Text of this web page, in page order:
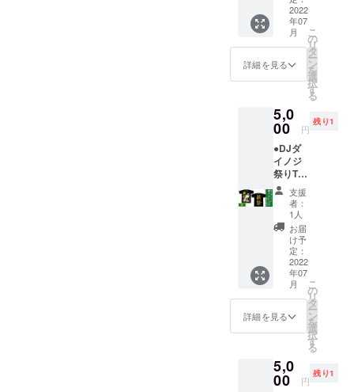
までに
お届け
いたし
ます。
それ以
いただ
きま
す。
￥5,000
(送料込
み) ※DJ
ダイノ
ジサイ
ン入りT
シャツ
※札幌公
演に間
に合う
よう
2022/6/
16(木)
までに
ご支援
いただ
いた方
2022/6/
29(水)
までに
お届け
いたし
ます。
させて
いただ
2022
年07
月
詳細を見る
こ
の
リ
タ
ー
ン
を
選
択
す
る
5,0
00 円
残り1
●DJダ
イノジ
祭りT
シャツ
(ゴール
ド/M) で
応援！
(2名)
￥5,000
(送料込
み) ※DJ
ダイノ
ジサイ
ン入りT
シャツ
です！
演に間
に合う
よう
支援
者：
1人
お届
け予
定：
2022
年07
月
詳細を見る
こ
の
リ
タ
ー
ン
を
選
択
す
る
5,0
00 円
残り1